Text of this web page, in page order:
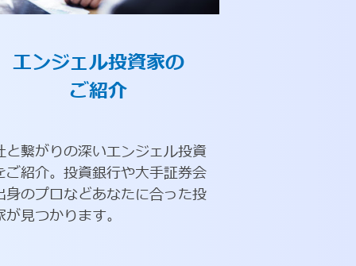
エンジェル投資家の
ご紹介
と繋がりの深いエンジェル投資
ご紹介。投資銀行や大手証券会
身のプロなどあなたに合った投
が見つかります。